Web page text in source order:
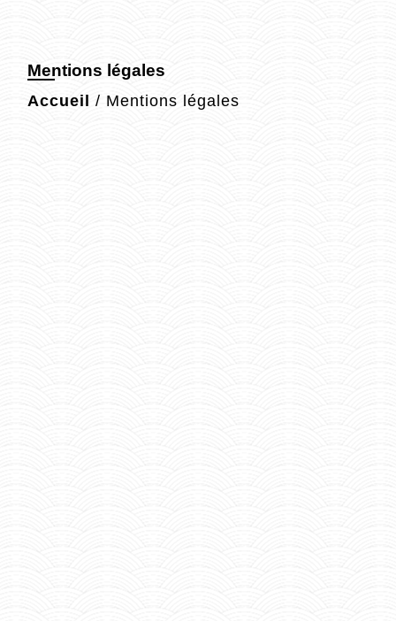
Mentions légales
Accueil / Mentions légales